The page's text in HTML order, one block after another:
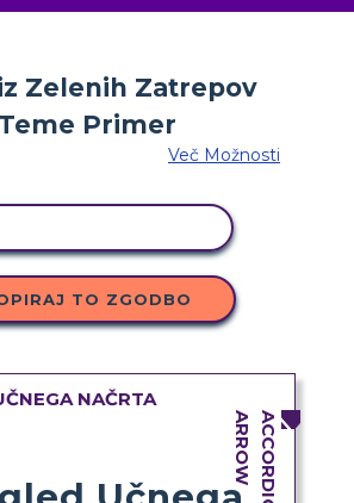
Več Možnosti
TO ZGODBO
NAČRTA